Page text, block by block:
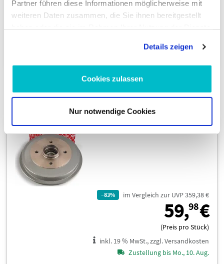
Partner führen diese Informationen möglicherweise mit
weiteren Daten zusammen, die Sie ihnen bereitgestellt
Details zeigen
Cookies zulassen
Nur notwendige Cookies
In den Warenkorb
FEBI BILSTEIN 171094 Bremstrommel
–83% im Vergleich zur UVP 359,38 €
59,98€
(Preis pro Stück)
inkl. 19 % MwSt., zzgl. Versandkosten
Zustellung bis Mo., 10. Aug.